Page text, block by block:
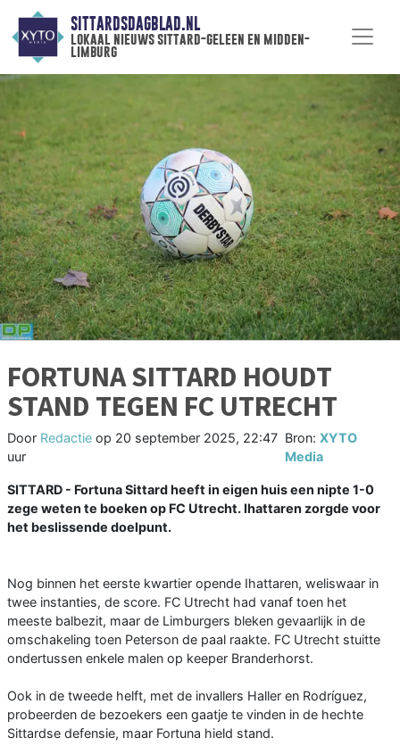
SITTARDSDAGBLAD.NL
lokaal nieuws sittard-geleen en midden-
limburg
FORTUNA SITTARD HOUDT
STAND TEGEN FC UTRECHT
Door Redactie op 20 september 2025, 22:47
uur
Bron:XYTO
Media
SITTARD - Fortuna Sittard heeft in eigen huis een nipte 1-0
zege weten te boeken op FC Utrecht. Ihattaren zorgde voor
het beslissende doelpunt.
Nog binnen het eerste kwartier opende Ihattaren, weliswaar in
twee instanties, de score. FC Utrecht had vanaf toen het
meeste balbezit, maar de Limburgers bleken gevaarlijk in de
omschakeling toen Peterson de paal raakte. FC Utrecht stuitte
ondertussen enkele malen op keeper Branderhorst.
Ook in de tweede helft, met de invallers Haller en Rodríguez,
probeerden de bezoekers een gaatje te vinden in de hechte
Sittardse defensie, maar Fortuna hield stand.